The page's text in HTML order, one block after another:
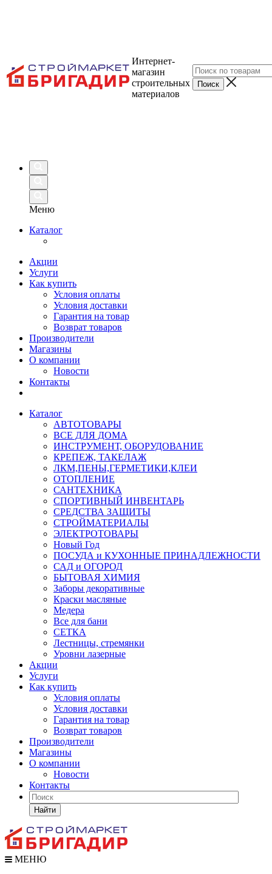
Интернет-
магазин
строительных
материалов
Меню
Каталог
Акции
Услуги
Как купить
Условия оплаты
Условия доставки
Гарантия на товар
Возврат товаров
Производители
Магазины
О компании
Новости
Контакты
Каталог
АВТОТОВАРЫ
ВСЕ ДЛЯ ДОМА
ИНСТРУМЕНТ, ОБОРУДОВАНИЕ
КРЕПЕЖ, ТАКЕЛАЖ
ЛКМ,ПЕНЫ,ГЕРМЕТИКИ,КЛЕИ
ОТОПЛЕНИЕ
САНТЕХНИКА
СПОРТИВНЫЙ ИНВЕНТАРЬ
СРЕДСТВА ЗАЩИТЫ
СТРОЙМАТЕРИАЛЫ
ЭЛЕКТРОТОВАРЫ
Новый Год
ПОСУДА и КУХОННЫЕ ПРИНАДЛЕЖНОСТИ
САД и ОГОРОД
БЫТОВАЯ ХИМИЯ
Заборы декоративные
Краски масляные
Медера
Все для бани
СЕТКА
Лестницы, стремянки
Уровни лазерные
Акции
Услуги
Как купить
Условия оплаты
Условия доставки
Гарантия на товар
Возврат товаров
Производители
Магазины
О компании
Новости
Контакты
Найти
МЕНЮ